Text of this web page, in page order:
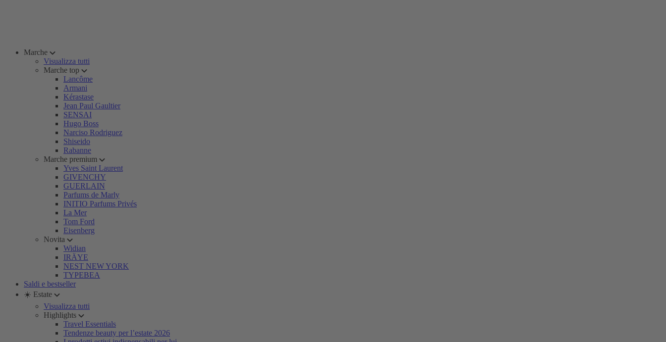
Marche
Visualizza tutti
Marche top
Lancôme
Armani
Kérastase
Jean Paul Gaultier
SENSAI
Hugo Boss
Narciso Rodriguez
Shiseido
Rabanne
Marche premium
Yves Saint Laurent
GIVENCHY
GUERLAIN
Parfums de Marly
INITIO Parfums Privés
La Mer
Tom Ford
Eisenberg
Novita
Widian
IRÄYE
NEST NEW YORK
TYPEBEA
Saldi e bestseller
☀️ Estate
Visualizza tutti
Highlights
Travel Essentials
Tendenze beauty per l’estate 2026